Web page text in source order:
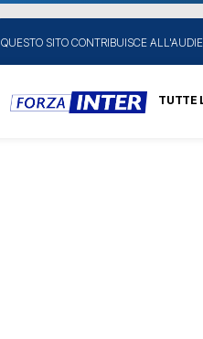
QUESTO SITO CONTRIBUISCE
TUTTE